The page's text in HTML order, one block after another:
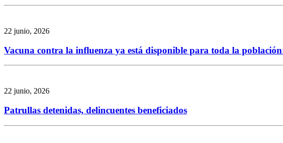
22 junio, 2026
Vacuna contra la influenza ya está disponible para toda la
22 junio, 2026
Patrullas detenidas, delincuentes beneficiados